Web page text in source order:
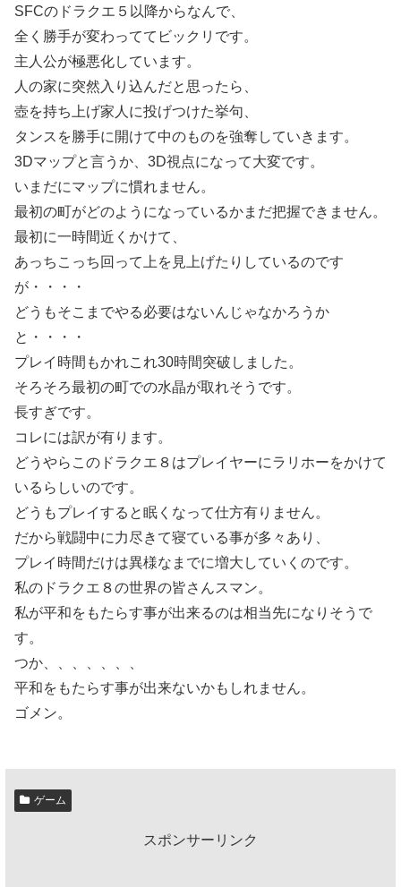
SFCのドラクエ５以降からなんで、
全く勝手が変わっててビックリです。
主人公が極悪化しています。
人の家に突然入り込んだと思ったら、
壺を持ち上げ家人に投げつけた挙句、
タンスを勝手に開けて中のものを強奪していきます。
3Dマップと言うか、3D視点になって大変です。
いまだにマップに慣れません。
最初の町がどのようになっているかまだ把握できません。
最初に一時間近くかけて、
あっちこっち回って上を見上げたりしているのです
が・・・・
どうもそこまでやる必要はないんじゃなかろうか
と・・・・
プレイ時間もかれこれ30時間突破しました。
そろそろ最初の町での水晶が取れそうです。
長すぎです。
コレには訳が有ります。
どうやらこのドラクエ８はプレイヤーにラリホーをかけて
いるらしいのです。
どうもプレイすると眠くなって仕方有りません。
だから戦闘中に力尽きて寝ている事が多々あり、
プレイ時間だけは異様なまでに増大していくのです。
私のドラクエ８の世界の皆さんスマン。
私が平和をもたらす事が出来るのは相当先になりそうで
す。
つか、、、、、、、
平和をもたらす事が出来ないかもしれません。
ゴメン。
ゲーム
スポンサーリンク